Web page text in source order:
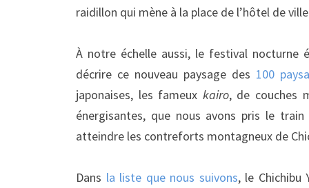
raidillon qui mène à la place de l’hôtel de
À notre échelle aussi, le festival nocturne
décrire ce nouveau paysage des 100
japonaises, les fameux kairo, de couches
énergisantes, que nous avons pris le
atteindre les contreforts montagneux de
Dans la liste que nous suivons, le